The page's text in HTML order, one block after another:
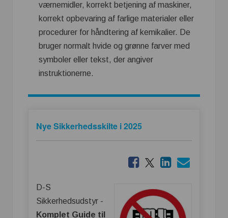
værnemidler, korrekt betjening af maskiner,
korrekt opbevaring af farlige materialer eller
procedurer for håndtering af kemikalier. De
bruger normalt hvide og grønne farver med
symboler eller tekst, der angiver
instruktionerne.
Nye Sikkerhedsskilte i 2025
D-S
Sikkerhedsudstyr -
Komplet Guide til